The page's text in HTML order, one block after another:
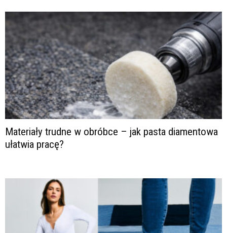
Materiały trudne w obróbce – jak pasta diamentowa
ułatwia pracę?